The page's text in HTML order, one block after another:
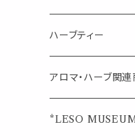
シングル
ブレンド
キャンディー
ペーパークリップ
ウェルカムボード・
席札クリップ
ロールオンボトル
スプレーボトル
スポイトボトル
ハーブティー
ブレンド
ジュエル オブ ビューテ
シングル
アロマ・ハーブ関
エッセンシャルオイ
*LESO